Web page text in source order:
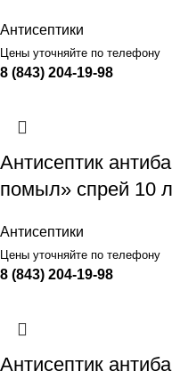
Антисептики
Цены уточняйте по телефону
8 (843) 204-19-98
Антисептик
помыл» спрей 10 л
Антисептики
Цены уточняйте по телефону
8 (843) 204-19-98
Антисептик